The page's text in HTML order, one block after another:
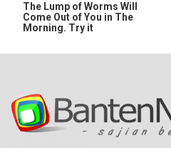
The Lump of Worms Will
Come Out of You in The
Morning. Try it